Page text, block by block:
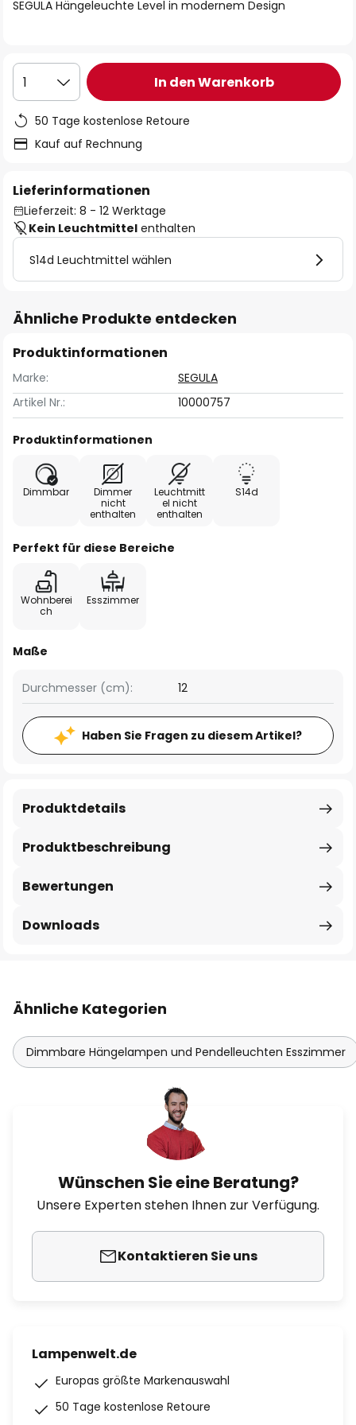
SEGULA Hängeleuchte Level in modernem Design
1 In den Warenkorb
50 Tage kostenlose Retoure
Kauf auf Rechnung
Lieferinformationen
Lieferzeit: 8 - 12 Werktage
Kein Leuchtmittel enthalten
S14d Leuchtmittel wählen
Ähnliche Produkte entdecken
Produktinformationen
Marke:
SEGULA
Artikel Nr.:
10000757
Produktinformationen
Dimmbar
Dimmer
nicht
enthalten
Leuchtmitt
el nicht
enthalten
S14d
Perfekt für diese Bereiche
Wohnberei
ch
Esszimmer
Maße
Durchmesser (cm): 12
Haben Sie Fragen zu diesem Artikel?
Produktbeschreibung
Produktdetails
Bewertungen
Downloads
Ähnliche Kategorien
Dimmbare Hängelampen und Pendelleuchten Esszimmer
Wünschen Sie eine Beratung?
Unsere Experten stehen Ihnen zur Verfügung.
Kontaktieren Sie uns
Lampenwelt.de
Europas größte Markenauswahl
50 Tage kostenlose Retoure